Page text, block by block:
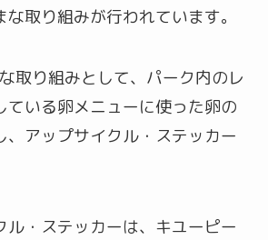
取り組みが行われています。
取り組みとして、パーク内のレ
ている卵メニューに使った卵の
、アップサイクル・ステッカー
ル・ステッカーは、キユーピー